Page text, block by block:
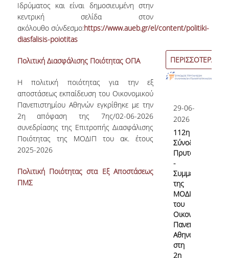
Πολιτική Διασφάλισης Ποιότητας
Εσωτερικό Σύστημα Διασφάλισης Ποιότητας
Σκοπός & Πεδίο Εφαρμογής του ΕΣΔΠ
Δομή του ΕΣΔΠ
Εγχειρίδιο Ποιότητας
Στοχοθεσία Ποιότητας
Πληροφοριακό Σύστημα
Ερευνητικού & Διδακτικού έργου
Ιδρύματος και είναι δημοσιευμένη στην
κεντρική σελίδα στον
ακόλουθο σύνδεσμο:https://www.aueb.gr/el/content/politiki-
diasfalisis-poiotitas
Πολιτική Διασφάλισης Ποιότητας ΟΠΑ
H πολιτική ποιότητας για την εξ
αποστάσεως εκπαίδευση του Οικονομικού
Πανεπιστημίου Αθηνών εγκρίθηκε με την
2ηαπόφαση της 7ης/02-06-2026
συνεδρίασης της Επιτροπής Διασφάλισης
Ποιότητας της ΜΟΔΙΠ του ακ. έτους
2025-2026
Πολιτική Ποιότητας στα Εξ Αποστάσεως
ΠΜΣ
ΠΕΡΙΣΣΟΤΕΡΑ
29-06-
2026
112η
Σύνοδο
Πρυτάνεων
-
Συμμετοχή
της
ΜΟΔΙΠ
του
Οικονομικού
Πανεπιστημίου
Αθηνών
στη
2η